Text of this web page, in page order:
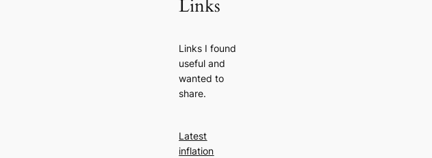
Links
Links I found
useful and
wanted to
share.
Latest
inflation